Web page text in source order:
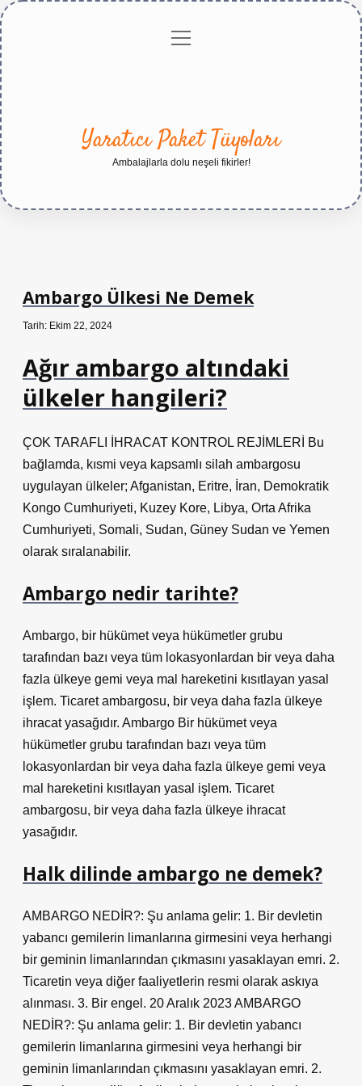
Gizlilikmenüyü
Yaratıcı Paket Tüyoları
Ambalajlarla dolu neşeli fikirler!
Ambargo Ülkesi Ne Demek
Tarih: Ekim 22, 2024
Ağır ambargo altındaki
ülkeler hangileri?
ÇOK TARAFLI İHRACAT KONTROL REJİMLERİ Bu
bağlamda, kısmi veya kapsamlı silah ambargosu
uygulayan ülkeler; Afganistan, Eritre, İran, Demokratik
Kongo Cumhuriyeti, Kuzey Kore, Libya, Orta Afrika
Cumhuriyeti, Somali, Sudan, Güney Sudan ve Yemen
olarak sıralanabilir.
Ambargo nedir tarihte?
Ambargo, bir hükümet veya hükümetler grubu
tarafından bazı veya tüm lokasyonlardan bir veya daha
fazla ülkeye gemi veya mal hareketini kısıtlayan yasal
işlem. Ticaret ambargosu, bir veya daha fazla ülkeye
ihracat yasağıdır. Ambargo Bir hükümet veya
hükümetler grubu tarafından bazı veya tüm
lokasyonlardan bir veya daha fazla ülkeye gemi veya
mal hareketini kısıtlayan yasal işlem. Ticaret
ambargosu, bir veya daha fazla ülkeye ihracat
yasağıdır.
Halk dilinde ambargo ne demek?
AMBARGO NEDİR?: Şu anlama gelir: 1. Bir devletin
yabancı gemilerin limanlarına girmesini veya herhangi
bir geminin limanlarından çıkmasını yasaklayan emri. 2.
Ticaretin veya diğer faaliyetlerin resmi olarak askıya
alınması. 3. Bir engel. 20 Aralık 2023 AMBARGO
NEDİR?: Şu anlama gelir: 1. Bir devletin yabancı
gemilerin limanlarına girmesini veya herhangi bir
geminin limanlarından çıkmasını yasaklayan emri. 2.